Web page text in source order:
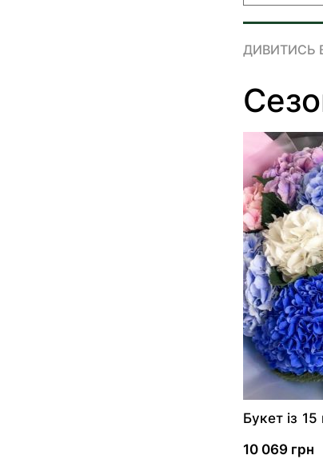
ДИВИТИСЬ
Букет із 15
10 069 грн